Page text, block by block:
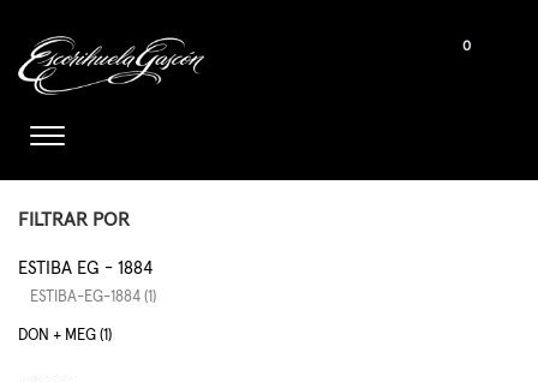
0
FILTRAR POR
ESTIBA EG - 1884
ESTIBA-EG-1884 (1)
DON + MEG (1)